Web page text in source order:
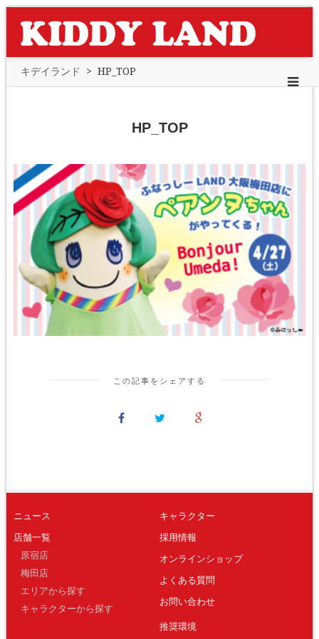
キデイランド > HP_TOP
HP_TOP
この記事をシェアする
ニュース
店舗一覧
原宿店
梅田店
エリアから探す
キャラクターから探す
キャラクター
採用情報
オンラインショップ
よくある質問
お問い合わせ
推奨環境